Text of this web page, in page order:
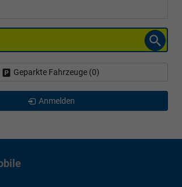
Geparkte Fahrzeuge (0)
Anmelden